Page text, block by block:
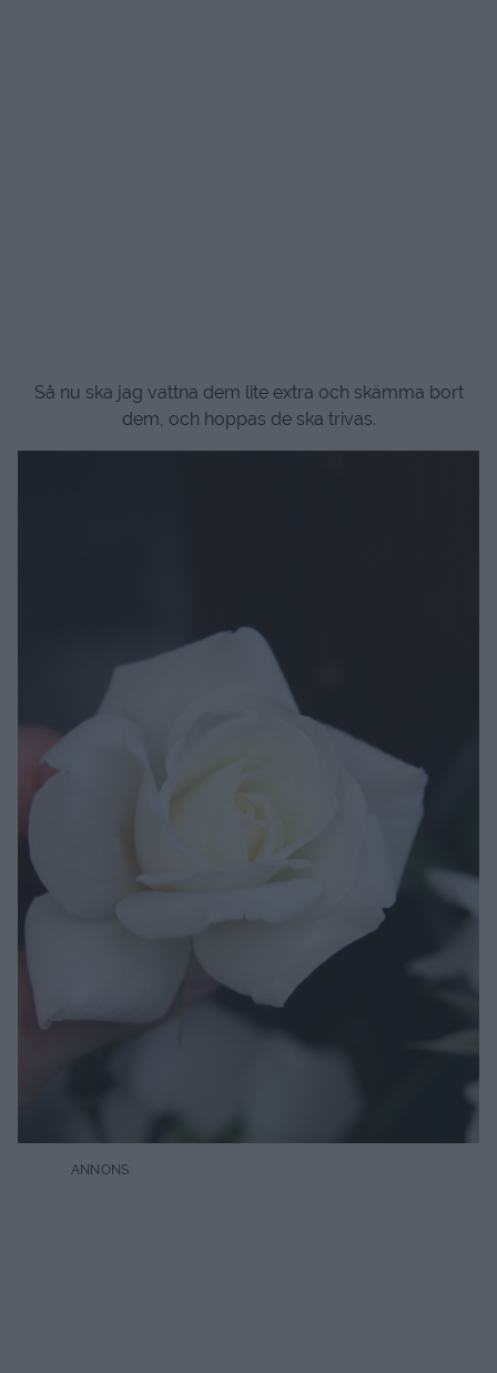
Så nu ska jag vattna dem lite extra och skämma bort
dem, och hoppas de ska trivas.